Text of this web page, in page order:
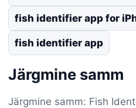
fish identifier app for
fish identifier app
Järgmine samm
Järgmine samm: Fish